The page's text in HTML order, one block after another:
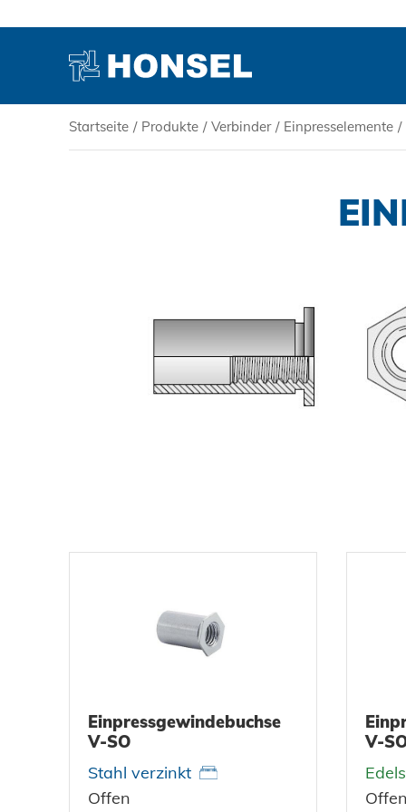
PRODUKTE
SERVICE
Ansprechpartner
Impressum
Startseite / Produkte / Verbinder / Einpresselemente /
Einpressgewindebuchse
V-SO
Stahl verzinkt
Offen
V-
Offen